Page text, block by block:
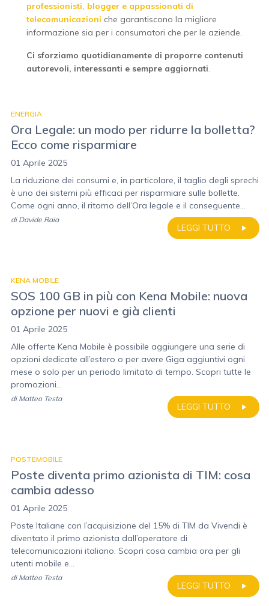
professionisti, blogger e appassionati di
telecomunicazioni che garantiscono la migliore
informazione sia per i consumatori che per le aziende.
Ci sforziamo quotidianamente di proporre contenuti
autorevoli, interessanti e sempre aggiornati.
ENERGIA
Ora Legale: un modo per ridurre la bolletta?
Ecco come risparmiare
01 Aprile 2025
La riduzione dei consumi e, in particolare, il taglio degli sprechi
è uno dei sistemi più efficaci per risparmiare sulle bollette.
Come ogni anno, il ritorno dell’Ora legale e il conseguente...
LEGGI TUTTO
di Davide Raia
KENA MOBILE
SOS 100 GB in più con Kena Mobile: nuova
opzione per nuovi e già clienti
01 Aprile 2025
Alle offerte Kena Mobile è possibile aggiungere una serie di
opzioni dedicate all’estero o per avere Giga aggiuntivi ogni
mese o solo per un periodo limitato di tempo. Scopri tutte le
promozioni...
LEGGI TUTTO
di Matteo Testa
POSTEMOBILE
Poste diventa primo azionista di TIM: cosa
cambia adesso
01 Aprile 2025
Poste Italiane con l’acquisizione del 15% di TIM da Vivendi è
diventato il primo azionista dall’operatore di
telecomunicazioni italiano. Scopri cosa cambia ora per gli
utenti mobile e...
LEGGI TUTTO
di Matteo Testa